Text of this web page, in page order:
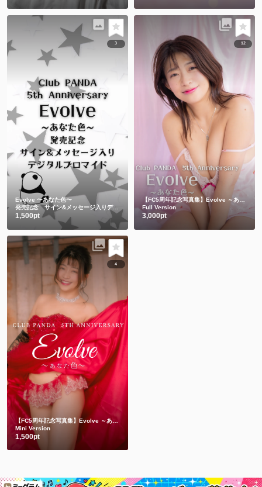
3
Evolve 〜あなた色〜
発売記念 サイン&メッセージ入りデジタルブロマイド
1,500pt
12
【FC5周年記念写真集】Evolve ～あなた色～
Full Version
3,000pt
4
【FC5周年記念写真集】Evolve ～あなた色～
Mini Version
1,500pt